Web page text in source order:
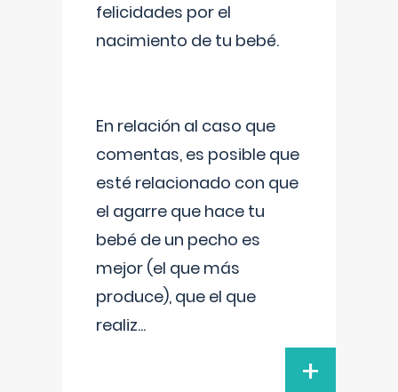
felicidades por el
nacimiento de tu bebé.
En relación al caso que
comentas, es posible que
esté relacionado con que
el agarre que hace tu
bebé de un pecho es
mejor (el que más
produce), que el que
realiz...
+